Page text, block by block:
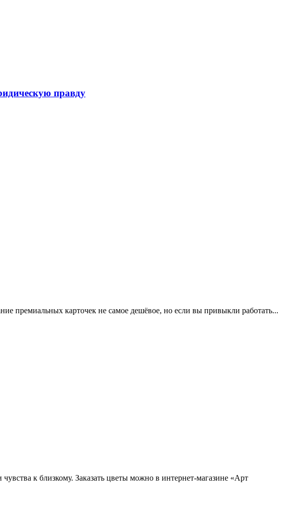
правду
премиальных карточек не самое дешёвое, но если вы привыкли работать...
к близкому. Заказать цветы можно в интернет-магазине «Арт